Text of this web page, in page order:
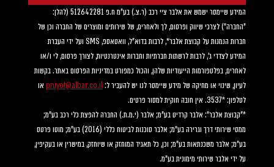
חברות הנמנות על קבוצת אלבר*, לרבות בדוא"ל, וואטאספ, SMS ועל ידי העברת
לאחרים, בפלטפורמות הייעודיות שלהן, והכול כמפורט במדיניות הפרסום באתר. בקשות
לעיון, שינוי או מחיקה של מידע שיימסר לנו יש להעביר ל: pniyot@albar.co.il
לטלפון: *3537. אין חובה חוקית למסור פרטים.
על ידי אלבר שירותי מימונית בע"מ.